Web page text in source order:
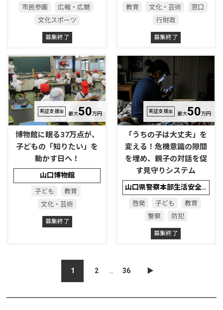
市民参画
広報・広聴
文化スポーツ
募集終了
教育 文化・芸術
窓口
行財政
募集終了
実証支援金 最大50万円
博物館に眠る37万点が、
子どもの「知りたい」を
動かす日へ！
山口博物館
子ども
教育
文化・芸術
募集終了
実証支援金 最大50万円
「うちの子は大丈夫」を
変える！危機意識の隙間
を埋め、親子の対話を促
す見守りシステム
山口県警察本部生活安全部人身安全・少年課
啓発 子ども
教育
警察
防犯
募集終了
1 2 36 ▶︎